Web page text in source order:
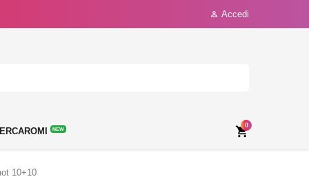
 Accedi
NEW 
0
10+10